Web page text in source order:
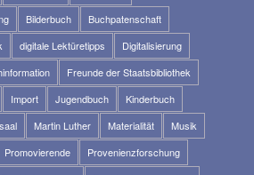
Bilderbuch
Buchpatenschaft
digitale Lektüretipps
Digitalisierung
Freunde der Staatsbibliothek
Import Jugendbuch
Kinderbuch
Martin Luther Materialität
Musik
Promovierende
Provenienzforschung